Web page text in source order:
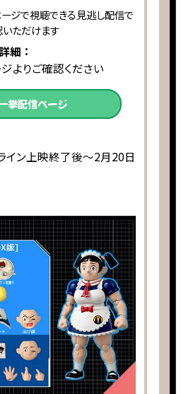
ジで視聴できる見逃し配信で
いただけます
細 ：
よりご確認ください
挙配信ページ
イン上映終了後～2月20日